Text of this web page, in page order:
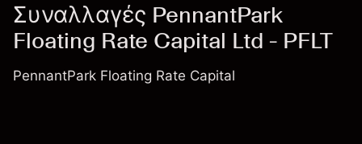
Συναλλαγές PennantPark
Floating Rate Capital Ltd - PFLT
PennantPark Floating Rate Capital